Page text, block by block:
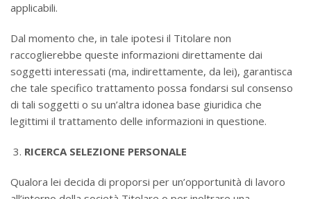
applicabili.
Dal momento che, in tale ipotesi il Titolare non
raccoglierebbe queste informazioni direttamente dai
soggetti interessati (ma, indirettamente, da lei), garantisca
che tale specifico trattamento possa fondarsi sul consenso
di tali soggetti o su un’altra idonea base giuridica che
legittimi il trattamento delle informazioni in questione.
RICERCA SELEZIONE PERSONALE
Qualora lei decida di proporsi per un’opportunità di lavoro